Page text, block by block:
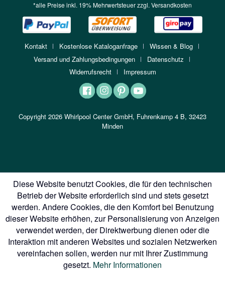
*alle Preise inkl. 19% Mehrwertsteuer zzgl. Versandkosten
Kontakt Kostenlose Kataloganfrage
Wissen & Blog
Versand und Zahlungsbedingungen
Datenschutz
Widerrufsrecht
Impressum
Copyright 2026 Whirlpool Center GmbH, Fuhrenkamp 4 B, 32423
Minden
Diese Website benutzt Cookies, die für den technischen
Betrieb der Website erforderlich sind und stets gesetzt
werden. Andere Cookies, die den Komfort bei Benutzung
dieser Website erhöhen, zur Personalisierung von Anzeigen
verwendet werden, der Direktwerbung dienen oder die
Interaktion mit anderen Websites und sozialen Netzwerken
vereinfachen sollen, werden nur mit Ihrer Zustimmung
gesetzt. Mehr Informationen